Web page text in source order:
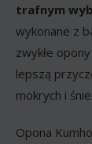
trafnym
wykonane z
zwykłe
lepszą
mokrych i
Opona